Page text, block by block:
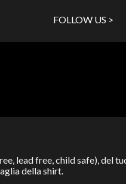
FOLLOW US >
lead free, child safe), del
della shirt.